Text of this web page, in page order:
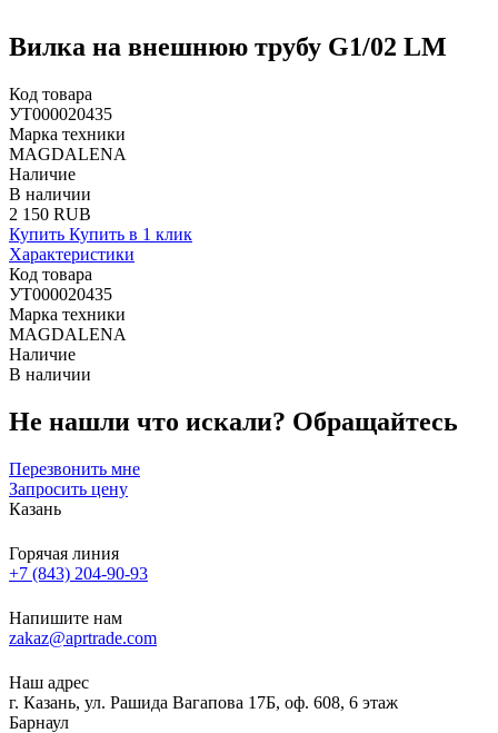
Вилка на внешнюю трубу G1/02 LM
Код товара
УТ000020435
Марка техники
MAGDALENA
Наличие
В наличии
2 150 RUB
Купить Купить в 1 клик
Характеристики
Код товара
УТ000020435
Марка техники
MAGDALENA
Наличие
В наличии
Не нашли что искали? Обращайтесь
Перезвонить мне
Запросить цену
Казань
Горячая линия
+7 (843) 204-90-93
Напишите нам
zakaz@aprtrade.com
Наш адрес
г. Казань, ул. Рашида Вагапова 17Б, оф. 608, 6 этаж
Барнаул